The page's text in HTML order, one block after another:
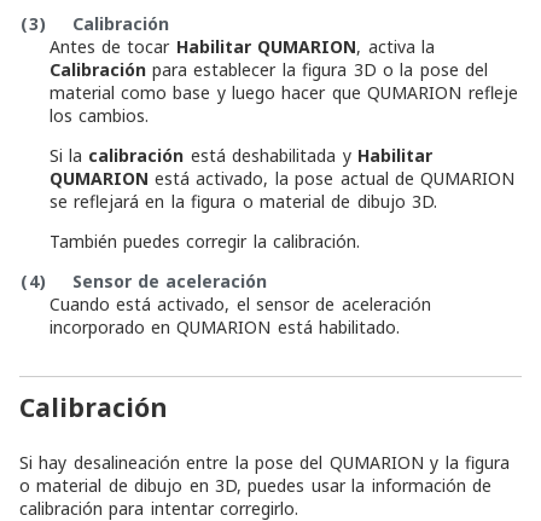
(3)
Calibración
Antes de tocar Habilitar QUMARION, activa la
Calibraciónpara establecer la figura 3D o la pose del
material como base y luego hacer que QUMARION refleje
los cambios.
Si la calibración está deshabilitada y Habilitar
QUMARION está activado, la pose actual de QUMARION
se reflejará en la figura o material de dibujo 3D.
También puedes corregir la calibración.
(4)
Sensor de aceleración
Cuando está activado, el sensor de aceleración
incorporado en QUMARION está habilitado.
Calibración
Si hay desalineación entre la pose del QUMARION y la figura
o material de dibujo en 3D, puedes usar la información de
calibración para intentar corregirlo.